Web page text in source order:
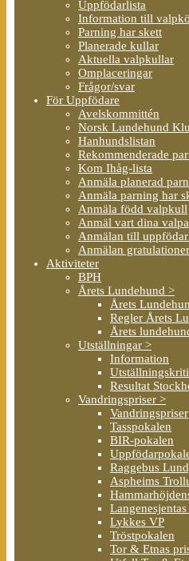
Uppfödarlista
Information till
Parning har skett
Planerade kullar
Aktuella valpkullar
Omplaceringar
Frågor/svar
För Uppfödare
Avelskommittén
Norsk Lundehund
Hanhundslistan
Rekommenderade
Kom Ihåg-lista
Anmäla planerad
Anmäla parning har
Anmäla född valpkull
Anmäl vart dina
Anmälan till
Anmälan
Aktiviteter
BPH
Årets Lundehund >
Årets
Regler Årets
Årets
Utställningar >
Information
Resultat
Vandringspriser >
Vandringspriser
Tasspokalen
BIR-pokalen
Raggebus
Aspheims
Lykkes VP
Tröstpokalen
Tor & Etnas